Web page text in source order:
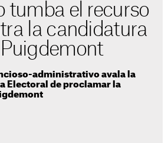
tumba el recurso
la candidatura
administrativo avala la
Electoral de proclamar la